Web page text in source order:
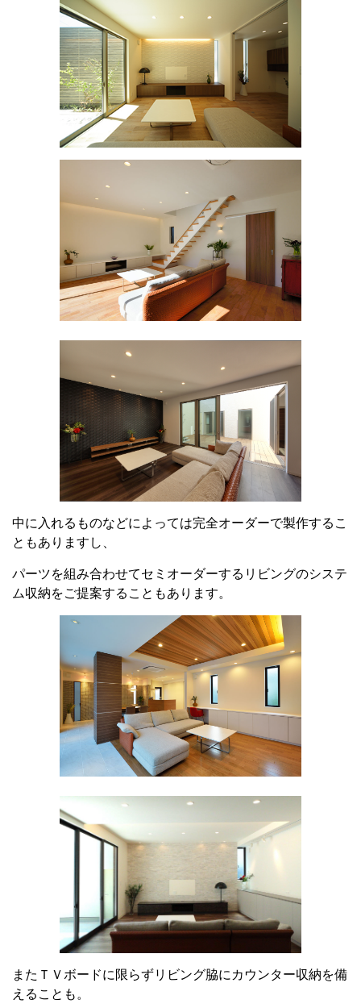
中に入れるものなどによっては完全オーダーで製作するこ
ともありますし、
パーツを組み合わせてセミオーダーするリビングのシステ
ム収納をご提案することもあります。
またＴＶボードに限らずリビング脇にカウンター収納を備
えることも。